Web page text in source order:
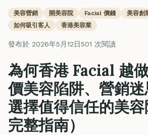
美容營銷 開美容院 Facial 價錢 美容創
如何吸引客人
香港美容業
發布於 2026年5月12日501 次閱讀
為何香港 Facial 越
價美容陷阱、營銷
選擇值得信任的美
完整指南）